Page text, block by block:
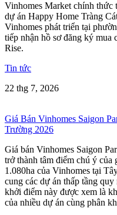
Vinhomes Market chính thức
dự án Happy Home Tràng
Vinhomes phát triển tại
tiếp nhận hồ sơ đăng ký mua
Rise.
Tin tức
22 thg 7, 2026
Giá Bán Vinhomes Saigon
Trường 2026
Giá bán Vinhomes Saigon
trở thành tâm điểm chú ý
1.080ha của Vinhomes tại
cung các dự án thấp tầng
khởi điểm này được xem là
của nhiều dự án cùng phân